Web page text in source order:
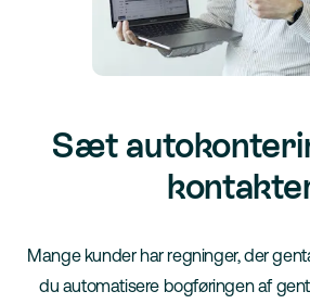
Sæt
Mange kunder har regninger, der
du automatisere bogføringen af